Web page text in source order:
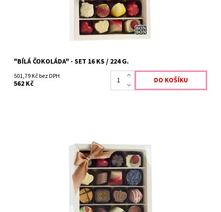
"BÍLÁ ČOKOLÁDA" - SET 16 KS / 224 G.
501,79 Kč bez DPH
562 Kč